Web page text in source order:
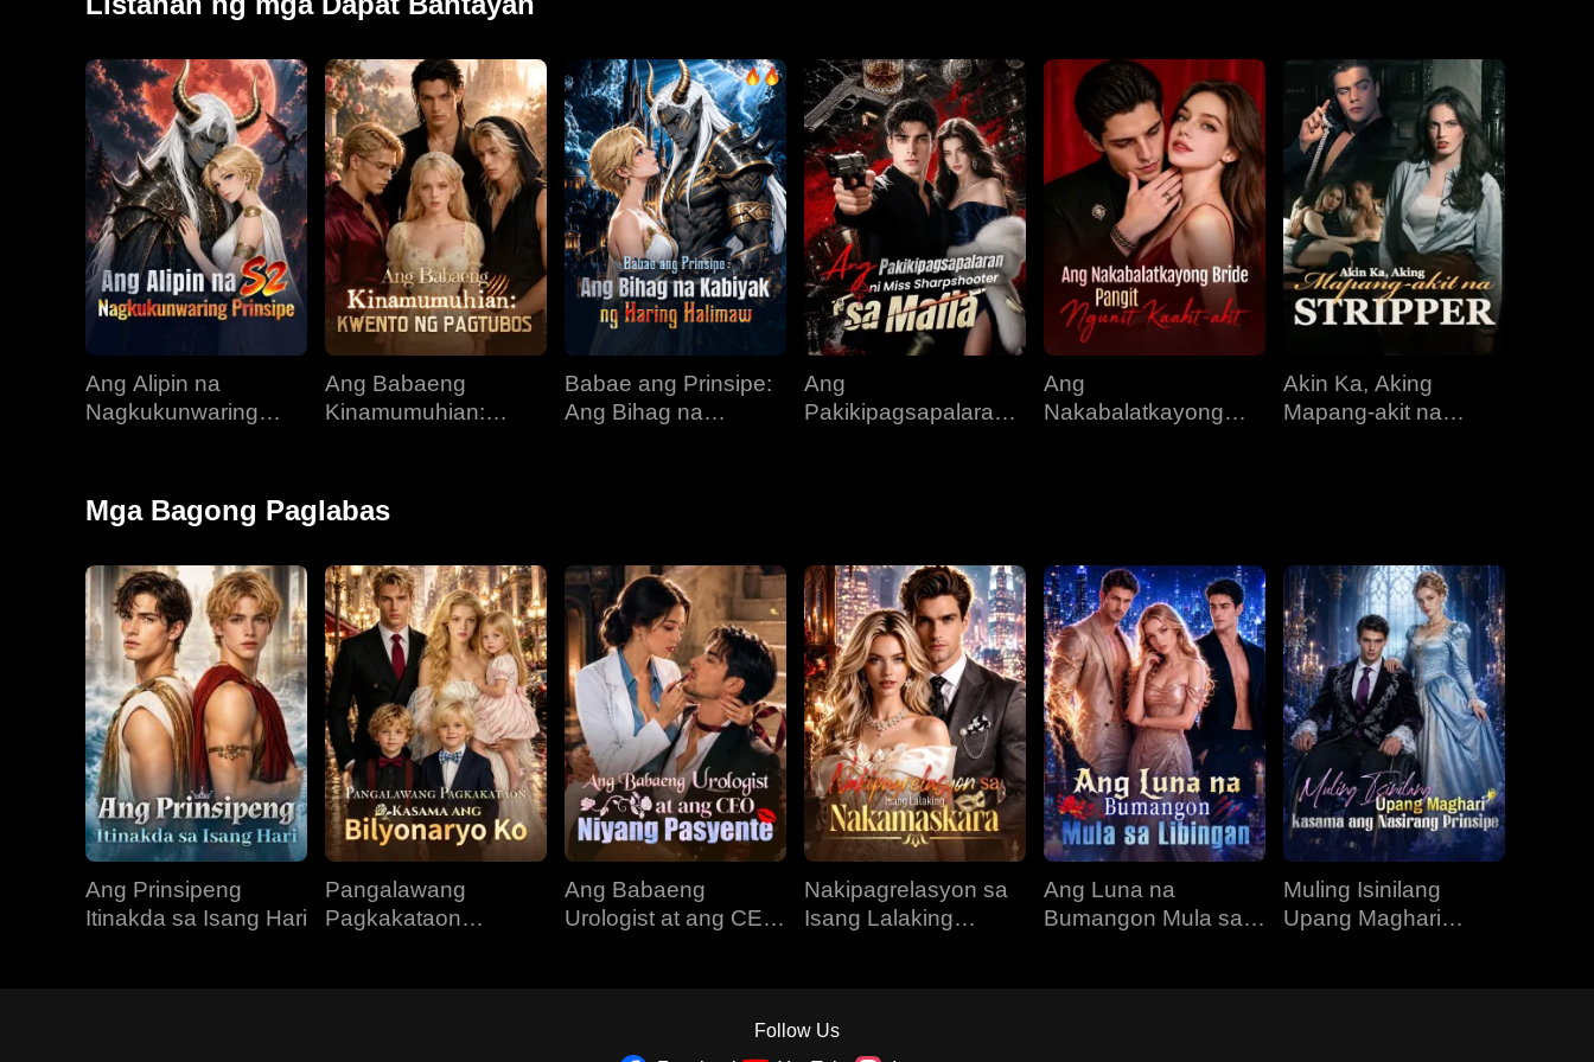
EP 34 EP 35
Ang Alipin na
Nagkukunwaring
Ang Babaeng
Kinamumuhian:
Babae ang Prinsipe:
Ang Bihag na
Ang
Pakikipagsapalaran
Ang
Nakabalatkayong
Akin Ka, Aking
Mapang-akit na
Mga Bagong Paglabas
Ang Prinsipeng
Itinakda sa Isang Hari
Pangalawang
Pagkakataon
Ang Babaeng
Urologist at ang CEO
Nakipagrelasyon sa
Isang Lalaking
Ang Luna na
Bumangon Mula sa
Muling Isinilang
Upang Maghari
Follow Us